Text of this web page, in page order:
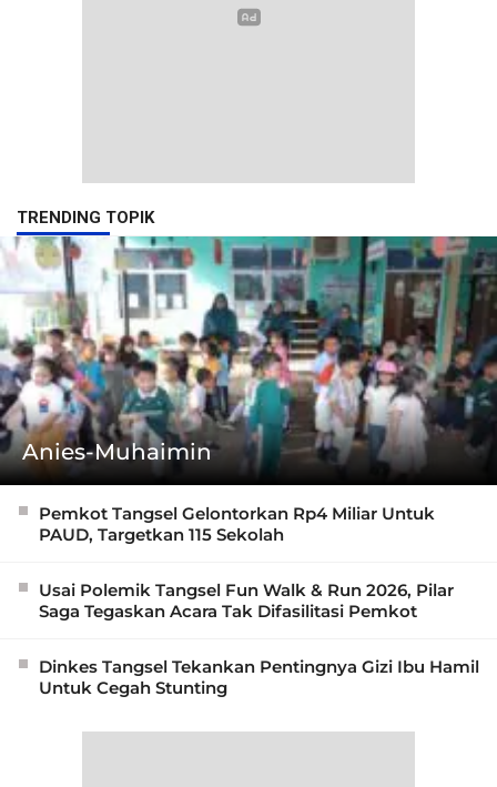
TRENDING TOPIK
Anies-Muhaimin
Pemkot Tangsel Gelontorkan Rp4 Miliar Untuk
PAUD, Targetkan 115 Sekolah
Usai Polemik Tangsel Fun Walk & Run 2026, Pilar
Saga Tegaskan Acara Tak Difasilitasi Pemkot
Dinkes Tangsel Tekankan Pentingnya Gizi Ibu Hamil
Untuk Cegah Stunting